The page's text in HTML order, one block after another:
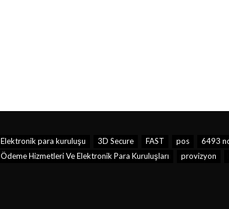
Elektronik para kuruluşu 3D Secure FAST pos 6493
Ödeme Hizmetleri Ve Elektronik Para Kuruluşları provizyon